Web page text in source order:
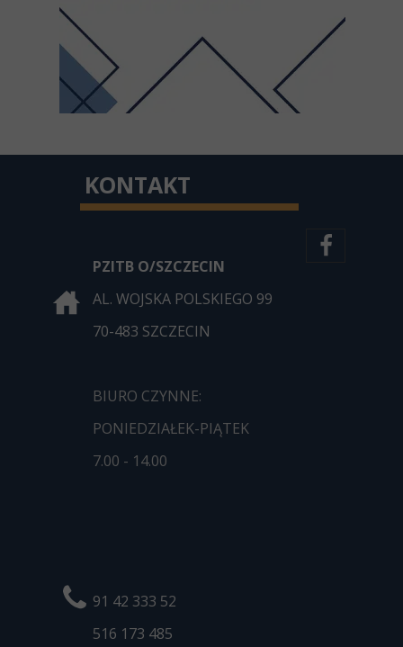
KONTAKT
PZITB O/SZCZECIN
AL. WOJSKA POLSKIEGO 99
70-483 SZCZECIN
BIURO CZYNNE:
PONIEDZIAŁEK-PIĄTEK
7.00 - 14.00
91 42 333 52
516 173 485